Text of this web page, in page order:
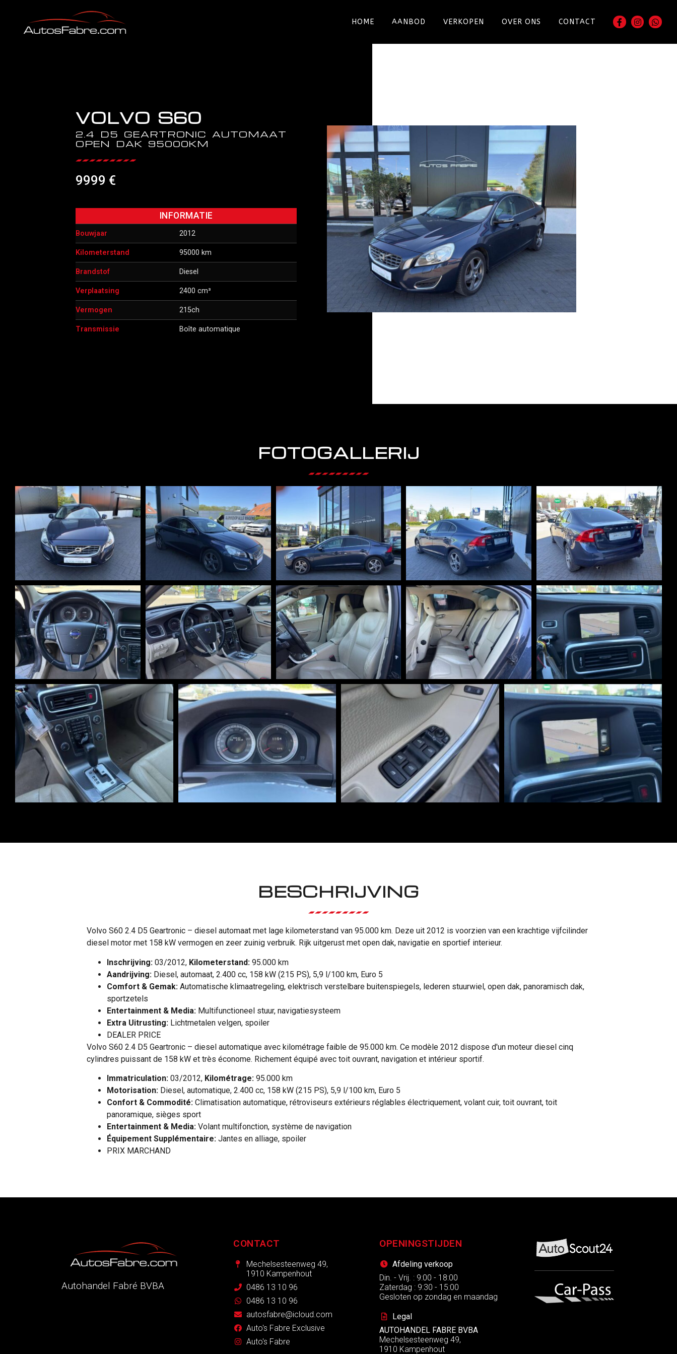
HOME AANBOD VERKOPEN OVER ONS CONTACT
VOLVO S60
2.4 D5 GEARTRONIC AUTOMAAT
OPEN DAK 95000KM
9999 €
INFORMATIE
Bouwjaar 2012
Kilometerstand 95000 km
Brandstof Diesel
Verplaatsing 2400 cm³
Vermogen 215ch
Transmissie Boîte automatique
FOTOGALLERIJ
BESCHRIJVING
Volvo S60 2.4 D5 Geartronic – diesel automaat met lage kilometerstand van 95.000 km. Deze uit 2012 is voorzien van een krachtige vijfcilinder
diesel motor met 158 kW vermogen en zeer zuinig verbruik. Rijk uitgerust met open dak, navigatie en sportief interieur.
Inschrijving: 03/2012, Kilometerstand: 95.000 km
Aandrijving: Diesel, automaat, 2.400 cc, 158 kW (215 PS), 5,9 l/100 km, Euro 5
Comfort & Gemak: Automatische klimaatregeling, elektrisch verstelbare buitenspiegels, lederen stuurwiel, open dak, panoramisch dak,
sportzetels
Entertainment & Media: Multifunctioneel stuur, navigatiesysteem
Extra Uitrusting: Lichtmetalen velgen, spoiler
DEALER PRICE
Volvo S60 2.4 D5 Geartronic – diesel automatique avec kilométrage faible de 95.000 km. Ce modèle 2012 dispose d'un moteur diesel cinq
cylindres puissant de 158 kW et très économe. Richement équipé avec toit ouvrant, navigation et intérieur sportif.
Immatriculation: 03/2012, Kilométrage: 95.000 km
Motorisation: Diesel, automatique, 2.400 cc, 158 kW (215 PS), 5,9 l/100 km, Euro 5
Confort & Commodité: Climatisation automatique, rétroviseurs extérieurs réglables électriquement, volant cuir, toit ouvrant, toit
panoramique, sièges sport
Entertainment & Media: Volant multifonction, système de navigation
Équipement Supplémentaire: Jantes en alliage, spoiler
PRIX MARCHAND
Autohandel Fabré BVBA
CONTACT
Mechelsesteenweg 49,
1910 Kampenhout
0486 13 10 96
0486 13 10 96
autosfabre@icloud.com
Auto's Fabre Exclusive
Auto's Fabre
OPENINGSTIJDEN
Afdeling verkoop
Din. - Vrij. : 9:00 - 18:00
Zaterdag : 9:30 - 15:00
Gesloten op zondag en maandag
Legal
AUTOHANDEL FABRE BVBA
Mechelsesteenweg 49,
1910 Kampenhout